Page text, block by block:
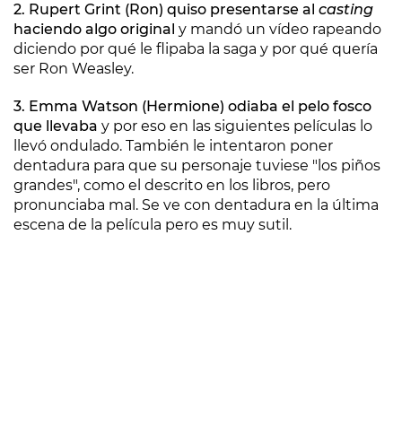
2. Rupert Grint (Ron) quiso presentarse al casting
haciendo algo original y mandó un vídeo rapeando
diciendo por qué le flipaba la saga y por qué quería
ser Ron Weasley.
3. Emma Watson (Hermione) odiaba el pelo fosco
que llevaba y por eso en las siguientes películas lo
llevó ondulado. También le intentaron poner
dentadura para que su personaje tuviese "los piños
grandes", como el descrito en los libros, pero
pronunciaba mal. Se ve con dentadura en la última
escena de la película pero es muy sutil.